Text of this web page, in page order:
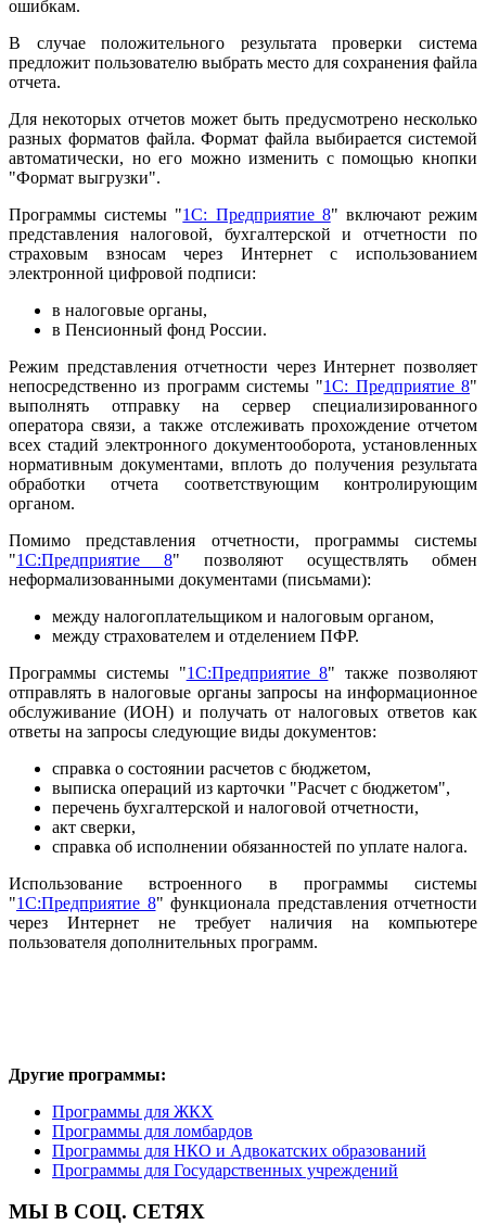
ошибкам.
В случае положительного результата проверки система
предложит пользователю выбрать место для сохранения файла
отчета.
Для некоторых отчетов может быть предусмотрено несколько
разных форматов файла. Формат файла выбирается системой
автоматически, но его можно изменить с помощью кнопки
"Формат выгрузки".
Программы системы "1С: Предприятие 8" включают режим
представления налоговой, бухгалтерской и отчетности по
страховым взносам через Интернет с использованием
электронной цифровой подписи:
в налоговые органы,
в Пенсионный фонд России.
Режим представления отчетности через Интернет позволяет
непосредственно из программ системы "1С: Предприятие 8"
выполнять отправку на сервер специализированного
оператора связи, а также отслеживать прохождение отчетом
всех стадий электронного документооборота, установленных
нормативным документами, вплоть до получения результата
обработки отчета соответствующим контролирующим
органом.
Помимо представления отчетности, программы системы
"1С:Предприятие 8" позволяют осуществлять обмен
неформализованными документами (письмами):
между налогоплательщиком и налоговым органом,
между страхователем и отделением ПФР.
Программы системы "1С:Предприятие 8" также позволяют
отправлять в налоговые органы запросы на информационное
обслуживание (ИОН) и получать от налоговых ответов как
ответы на запросы следующие виды документов:
справка о состоянии расчетов с бюджетом,
выписка операций из карточки "Расчет с бюджетом",
перечень бухгалтерской и налоговой отчетности,
акт сверки,
справка об исполнении обязанностей по уплате налога.
Использование встроенного в программы системы
"1С:Предприятие 8" функционала представления отчетности
через Интернет не требует наличия на компьютере
пользователя дополнительных программ.
Другие программы:
Программы для ЖКХ
Программы для ломбардов
Программы для НКО и Адвокатских образований
Программы для Государственных учреждений
МЫ В СОЦ. СЕТЯХ